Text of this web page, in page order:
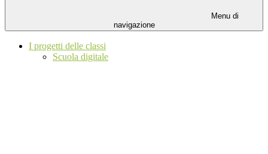
Menu di
navigazione
I progetti delle classi
Scuola digitale